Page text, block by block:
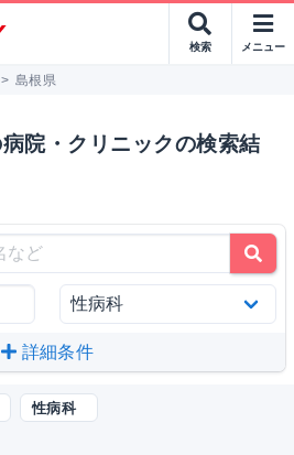
検索 メニュー
> 島根県
院・クリニックの検索結
詳細条件
性病科